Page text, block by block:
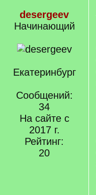
desergeev
Начинающий
Екатеринбург
Сообщений:
34
На сайте с
2017 г.
Рейтинг:
20